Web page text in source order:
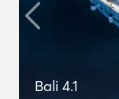
Bali 4.1